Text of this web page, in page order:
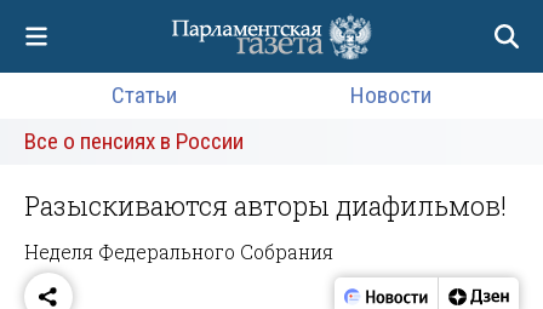
Статьи
Новости
Все о пенсиях в России
Разыскиваются авторы диафильмов!
Неделя Федерального Собрания